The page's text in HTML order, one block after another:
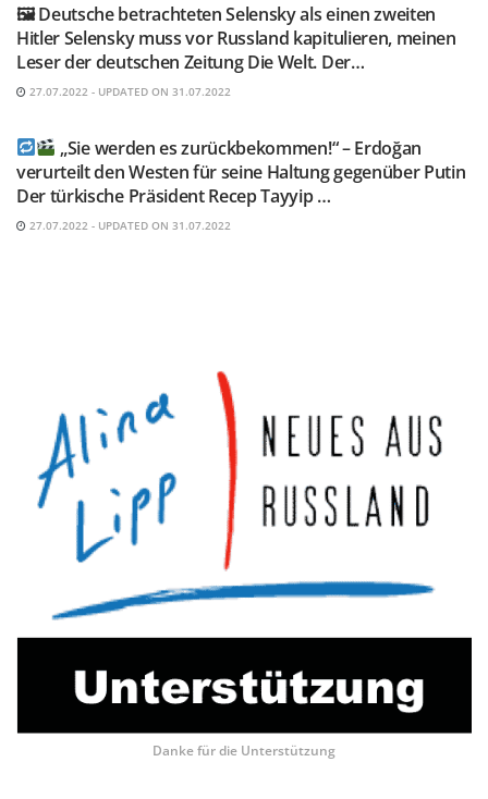
🖼 Deutsche betrachteten Selensky als einen zweiten
Hitler Selensky muss vor Russland kapitulieren, meinen
Leser der deutschen Zeitung Die Welt. Der…
27.07.2022 - UPDATED ON 31.07.2022
„Sie werden es zurückbekommen!“ – Erdoğan
verurteilt den Westen für seine Haltung gegenüber Putin
Der türkische Präsident Recep Tayyip …
27.07.2022 - UPDATED ON 31.07.2022
Danke für die Unterstützung